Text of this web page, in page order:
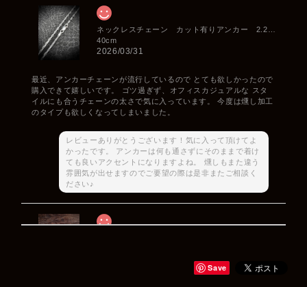
40cm
2026/03/31
最近、アンカーチェーンが流行しているので とても欲しかったので
購入できて嬉しいです。 ゴツ過ぎず、オフィスカジュアルな スタ
イルにも合うチェーンの太さで気に入っています。 今度は燻し加工
のタイプも欲しくなってしまいました。
レビューありがとうございます！気に入って頂けてよ
かったです。 アンカーは何も通さずにそのままで着け
ても良いアクセントになりますよね。 燻しもまた違う
雰囲気が出せますのでご要望の際は是非またご相談く
ださい♪
Save